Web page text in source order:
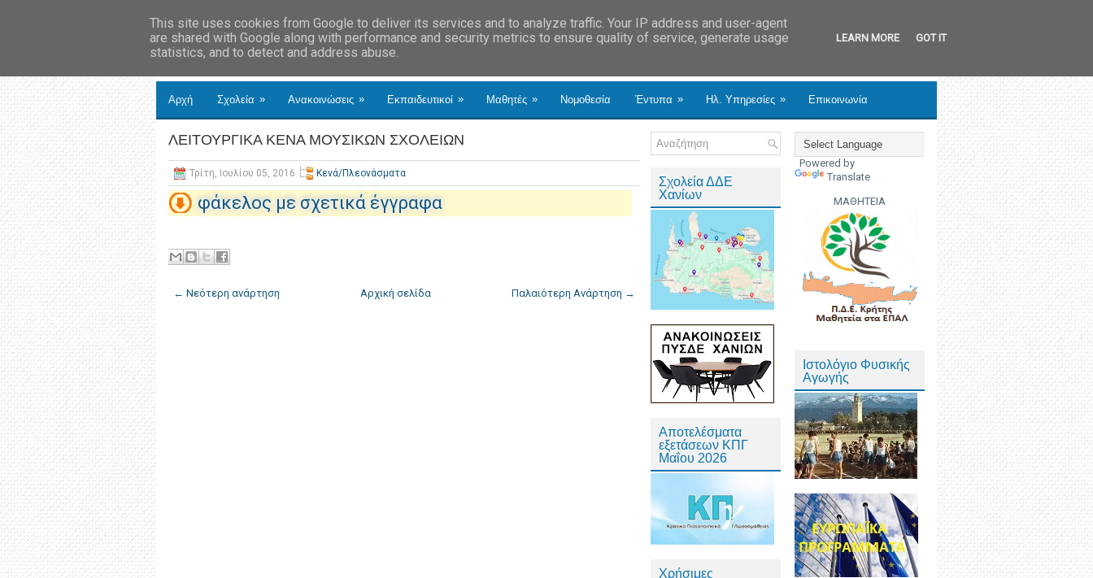
Αρχή Σχολεία » Ανακοινώσεις » Εκπαιδευτικοί » Μαθητές » Νομοθεσία Έντυπα » Ηλ. Υπηρεσίες » Επικοινωνία
ΛΕΙΤΟΥΡΓΙΚΑ ΚΕΝΑ ΜΟΥΣΙΚΩΝ ΣΧΟΛΕΙΩΝ
Τρίτη, Ιουλίου 05, 2016 Κενά/Πλεονάσματα
φάκελος με σχετικά έγγραφα
← Νεότερη ανάρτηση Παλαιότερη Ανάρτηση →
Αρχική σελίδα
Σχολεία ΔΔΕ
Χανίων
Αποτελέσματα
εξετάσεων ΚΠΓ
Μαΐου 2026
Χρήσιμες
Powered by
Translate
ΜΑΘΗΤΕΙΑ
Ιστολόγιο Φυσικής
Αγωγής
This site uses cookies from Google to deliver its services and to analyze traffic. Your IP address and user-agent
are shared with Google along with performance and security metrics to ensure quality of service, generate usage
statistics, and to detect and address abuse.
LEARN MORE GOT IT